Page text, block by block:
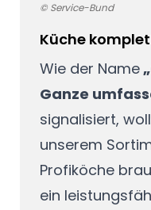
Küche
Wie der Name
Ganze
signalisiert,
unserem
Profiköche
ein
© Service-Bund